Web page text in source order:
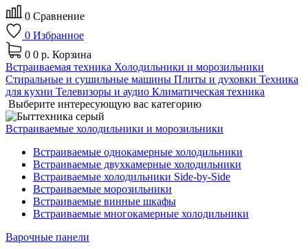
0 Сравнение
0 Избранное
0 0 р. Корзина
Встраиваемая техника Холодильники и морозильники
Стиральные и сушильные машины Плиты и духовки Техника
для кухни Телевизоры и аудио Климатическая техника
Выберите интересующую вас категорию
Встраиваемые холодильники и морозильники
Встраиваемые однокамерные холодильники
Встраиваемые двухкамерные холодильники
Встраиваемые холодильники Side-by-Side
Встраиваемые морозильники
Встраиваемые винные шкафы
Встраиваемые многокамерные холодильники
Варочные панели